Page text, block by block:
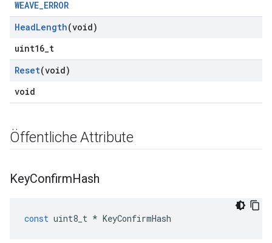
WEAVE_ERROR
HeadLength(void)
uint16_t
Reset(void)
void
Öffentliche Attribute
KeyConfirmHash
const uint8_t * KeyConfirmHash